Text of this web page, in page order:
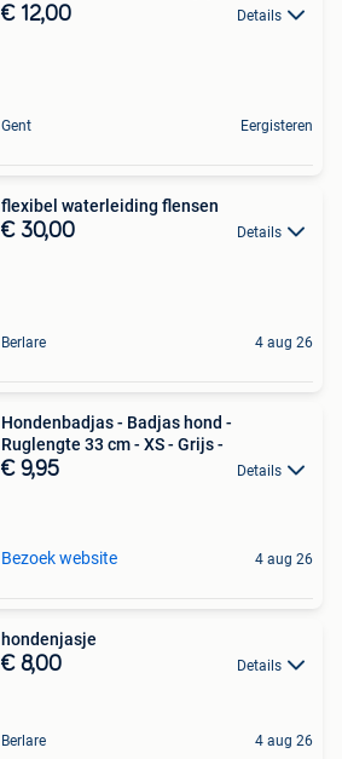
€ 12,00 Details
Gent Eergisteren
flexibel waterleiding flensen
€ 30,00 Details
Berlare 4 aug 26
Hondenbadjas - Badjas hond -
Ruglengte 33 cm - XS - Grijs -
€ 9,95 Details
Bezoek website 4 aug 26
hondenjasje
€ 8,00 Details
Berlare 4 aug 26